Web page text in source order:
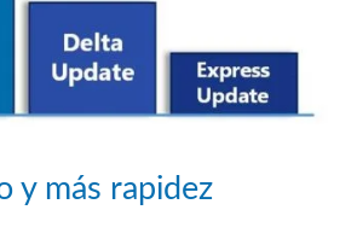
y más rapidez